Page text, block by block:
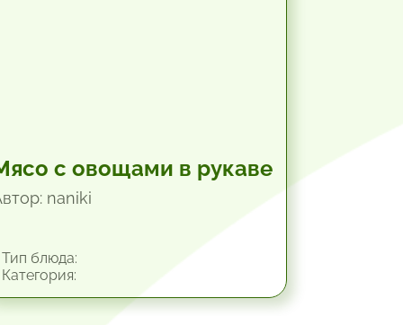
с овощами в рукаве
naniki
блюда: